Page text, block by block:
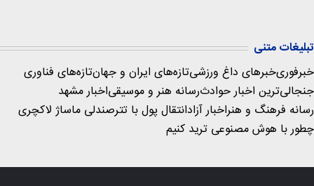
تبلیغات متنی
خبرفوریخبرهای داغ ورزشیتازه‌های ایران و جهانتازه‌های فناوری
جنجالی‌ترین اخبار حوادثرسانه هنر و موسیقیاخبار مشهد
رسانه فرهنگ و هنراخبار آزادانتقال پول با تترصندلی ماساژ لاکچری
چطور با هوش مصنوعی ترید کنیم